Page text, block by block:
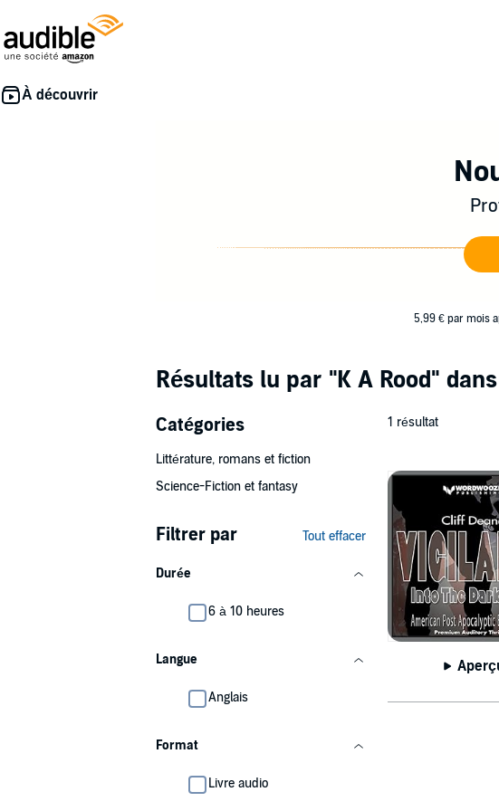
5,99 € par mois
Résultats lu par "K A Rood"
Catégories
Littérature, romans et fiction
Science-Fiction et fantasy
Filtrer par Tout effacer
Durée
6 à 10 heures
Langue
Anglais
Format
Livre audio
1 résultat